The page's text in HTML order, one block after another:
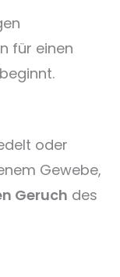
für einen
oder
Gewebe,
Geruch des